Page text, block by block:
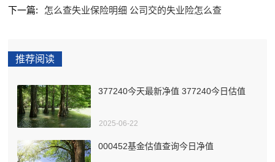
下一篇:
怎么查失业保险明细 公司交的失业险怎么查
推荐阅读
377240今天最新净值 377240今日估值
2025-06-22
000452基金估值查询今日净值